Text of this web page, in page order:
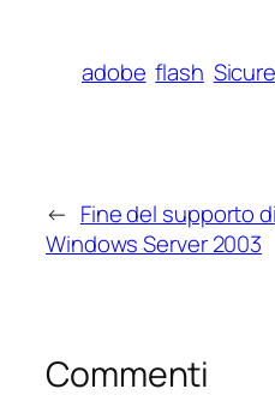
adobe flash
← Fine del supporto di
Windows Server 2003
Commenti